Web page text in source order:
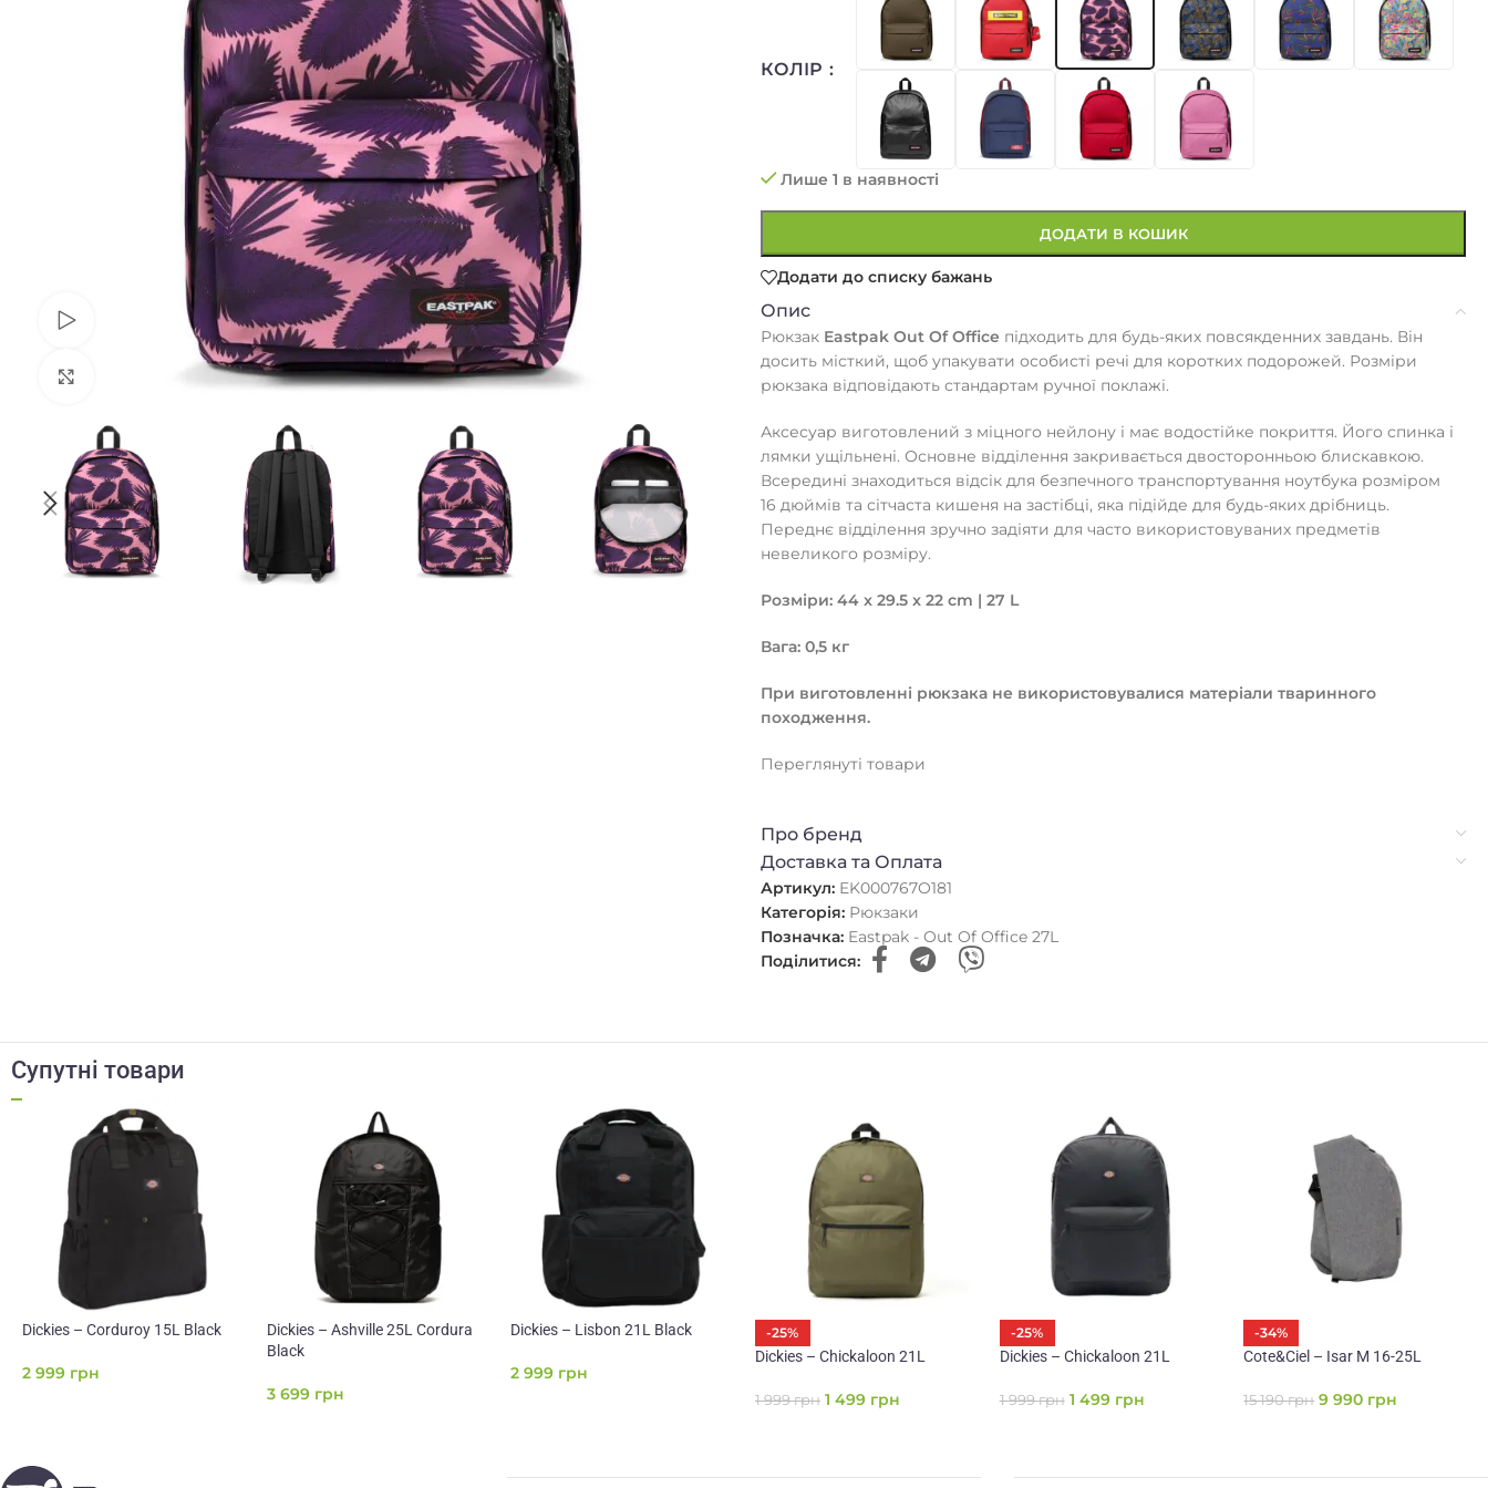
Переглянути
Клацніть, щоб збільшити
КОЛІР
Лише 1 в наявності
ДОДАТИ В КОШИК
Додати до списку бажань
Опис
Рюкзак Eastpak Out Of Office підходить для будь-яких повсякденних завдань. Він
досить місткий, щоб упакувати особисті речі для коротких подорожей. Розміри
рюкзака відповідають стандартам ручної поклажі.
Аксесуар виготовлений з міцного нейлону і має водостійке покриття. Його спинка і
лямки ущільнені. Основне відділення закривається двосторонньою блискавкою.
Всередині знаходиться відсік для безпечного транспортування ноутбука розміром
16 дюймів та сітчаста кишеня на застібці, яка підійде для будь-яких дрібниць.
Переднє відділення зручно задіяти для часто використовуваних предметів
невеликого розміру.
Розміри: 44 x 29.5 x 22 cm | 27 L
Вага: 0,5 кг
При виготовленні рюкзака не використовувалися матеріали тваринного
походження.
Переглянуті товари
Про бренд
Доставка та Оплата
Артикул: EK000767O181
Категорія: Рюкзаки
Позначка: Eastpak - Out Of Office 27L
Поділитися:
Супутні товари
Dickies – Corduroy 15L Black
2 999 грн
Dickies – Ashville 25L Cordura
Black
3 699 грн
Dickies – Lisbon 21L Black
2 999 грн
-25%
Dickies – Chickaloon 21L
1 999грн 1 499 грн
-25%
Dickies – Chickaloon 21L
1 999грн 1 499 грн
-34%
Cote&Ciel – Isar M 16-25L
15 190грн 9 990 грн